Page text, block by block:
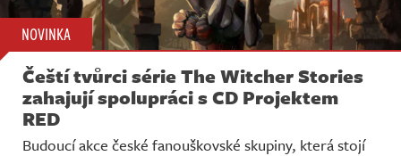
NOVINKA
Čeští tvůrci série The Witcher Stories
zahajují spolupráci s CD Projektem
RED
Budoucí akce české fanouškovské skupiny, která stojí